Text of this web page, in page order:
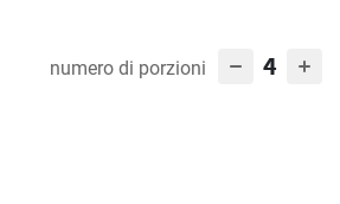
numero di porzioni 4